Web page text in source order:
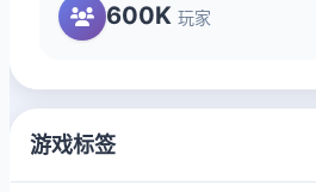
600K 玩家
游戏标签